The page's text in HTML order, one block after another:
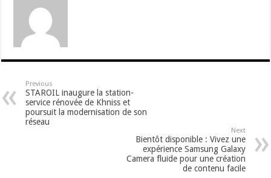
Previous
STAROIL inaugure la station-
service rénovée de Khniss et
poursuit la modernisation de son
réseau
Next
Bientôt disponible : Vivez une
expérience Samsung Galaxy
Camera fluide pour une création
de contenu facile